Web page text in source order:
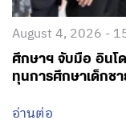
August 4, 2026 -
ศึกษาฯ จับมือ อินโ
ทุนการศึกษาเด็กช
อ่านต่อ